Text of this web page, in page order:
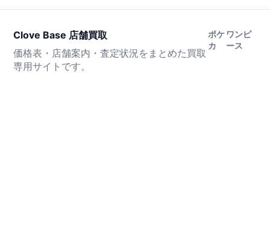
Clove Base 店舗買取
価格表・店舗案内・査定状況をまとめた買取
専用サイトです。
ポケ
カ
ワンピ
ース